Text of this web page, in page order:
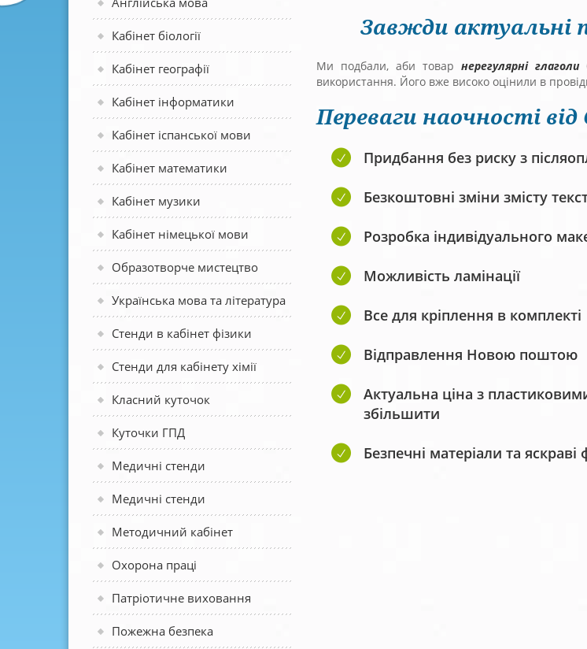
Кабінет біології
Кабінет географії
Кабінет інформатики
Кабінет іспанської мови
Кабінет математики
Кабінет музики
Кабінет німецької мови
Образотворче мистецтво
Українська мова та література
Стенди в кабінет фізики
Стенди для кабінету хімії
Класний куточок
Куточки ГПД
Медичні стенди
Медичні стенди
Методичний кабінет
Охорона праці
Патріотичне виховання
Пожежна безпека
Завжди актуальні
Ми подбали, аби товарнерегулярні глаголи
використання. Його вже високо оцінили в
Переваги наочності
Придбання без риску з
Безкоштовні зміни змісту
Розробка індивідуального
Можливість ламінації
Все для кріплення в комплекті
Відправлення Новою поштою
Актуальна ціна з
збільшити
Безпечні матеріали та яскраві